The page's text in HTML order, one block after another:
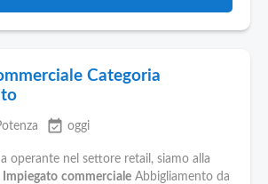
Categoria
event_available oggi
operante nel settore retail, siamo alla
Impiegato commerciale Abbigliamento da